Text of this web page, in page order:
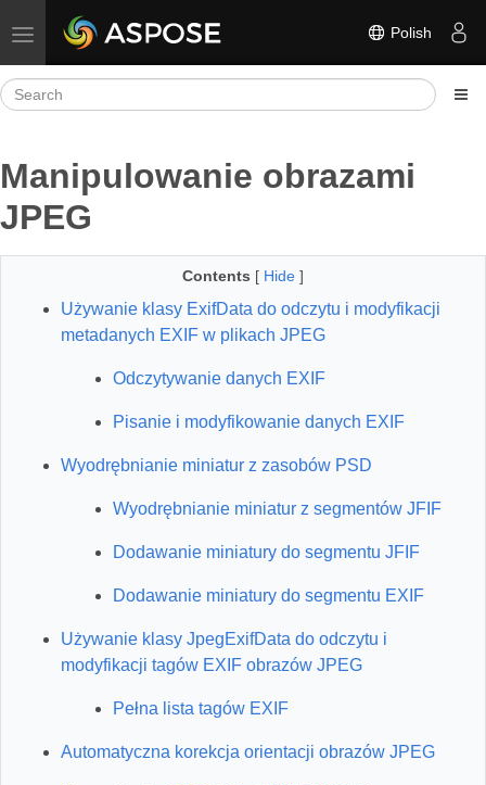
Toggle navigation Polish
Manipulowanie obrazami
JPEG
Contents [ Hide ]
Używanie klasy ExifData do odczytu i modyfikacji
metadanych EXIF w plikach JPEG
Odczytywanie danych EXIF
Pisanie i modyfikowanie danych EXIF
Wyodrębnianie miniatur z zasobów PSD
Wyodrębnianie miniatur z segmentów JFIF
Dodawanie miniatury do segmentu JFIF
Dodawanie miniatury do segmentu EXIF
Używanie klasy JpegExifData do odczytu i
modyfikacji tagów EXIF obrazów JPEG
Pełna lista tagów EXIF
Automatyczna korekcja orientacji obrazów JPEG